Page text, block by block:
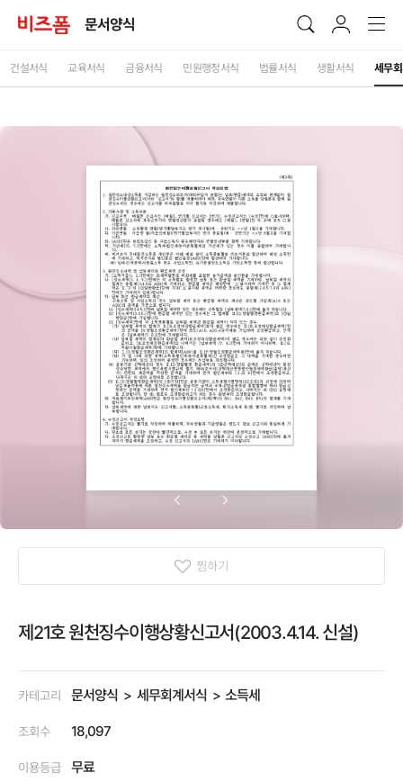
문서양식
건설서식 교육서식 금융서식 민원행정서식 법률서식 생활서식 세무
찜하기
제21호 원천징수이행상황신고서(2003.4.14. 신설)
카테고리 문서양식 세무회계서식 소득세
조회수 18,097
이용등급 무료